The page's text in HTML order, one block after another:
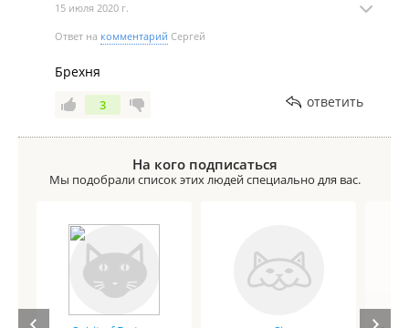
15 июля 2020 г.
Ответ на комментарий Сергей
Брехня
3 ответить
На кого подписаться
Мы подобрали список этих людей специально для вас.